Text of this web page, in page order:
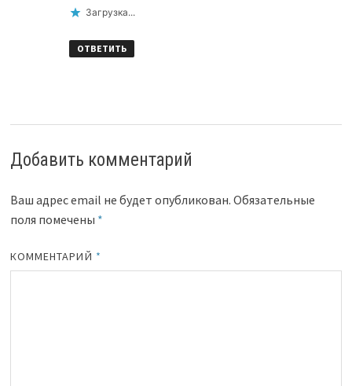
Загрузка...
ОТВЕТИТЬ
Добавить комментарий
Ваш адрес email не будет опубликован. Обязательные
поля помечены *
КОММЕНТАРИЙ *